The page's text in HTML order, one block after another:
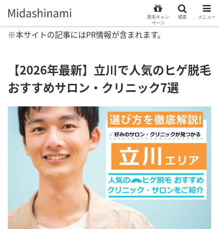
※本サイトの記事にはPR情報が含まれます。
【2026年最新】立川で人気のヒゲ脱毛
おすすめサロン・クリニック7選
脱毛キャン
ペーン
検索 メニュー